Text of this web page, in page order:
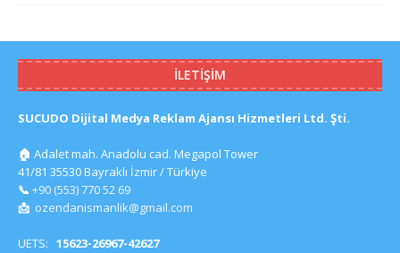
İLETIŞIM
SUCUDO Dijital Medya Reklam Ajansı Hizmetleri Ltd. Şti.
🏠 Adalet mah. Anadolu cad. Megapol Tower
41/81 35530 Bayraklı İzmir / Türkiye
📞 +90 (553) 770 52 69
📩 ozendanismanlik@gmail.com
UETS: 15623-26967-42627